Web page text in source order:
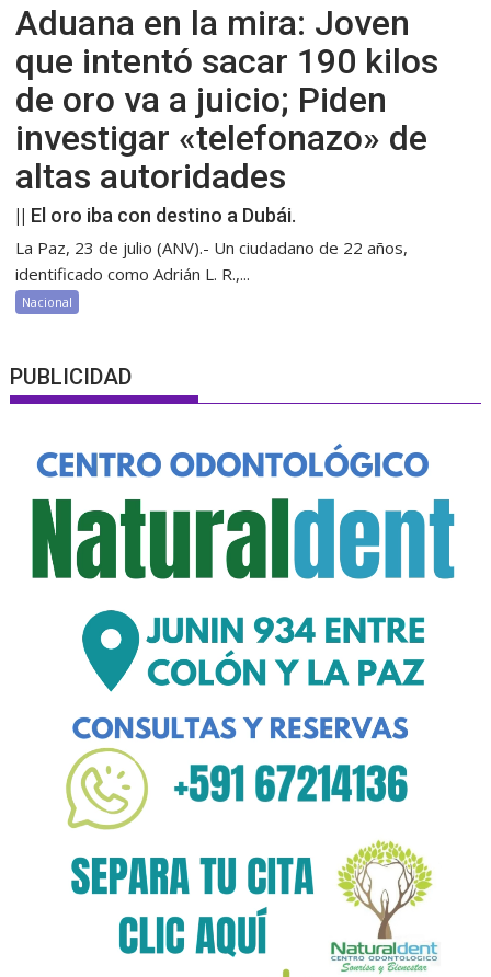
Aduana en la mira: Joven
que intentó sacar 190 kilos
de oro va a juicio; Piden
investigar «telefonazo» de
altas autoridades
|| El oro iba con destino a Dubái.
La Paz, 23 de julio (ANV).- Un ciudadano de 22 años,
identificado como Adrián L. R.,...
Nacional
PUBLICIDAD